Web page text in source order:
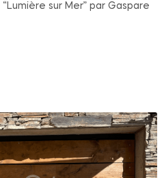
sur Mer” par Gaspare